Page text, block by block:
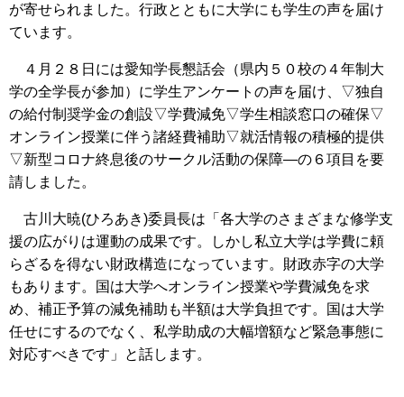
が寄せられました。行政とともに大学にも学生の声を届け
ています。
４月２８日には愛知学長懇話会（県内５０校の４年制大
学の全学長が参加）に学生アンケートの声を届け、▽独自
の給付制奨学金の創設▽学費減免▽学生相談窓口の確保▽
オンライン授業に伴う諸経費補助▽就活情報の積極的提供
▽新型コロナ終息後のサークル活動の保障―の６項目を要
請しました。
古川大暁(ひろあき)委員長は「各大学のさまざまな修学支
援の広がりは運動の成果です。しかし私立大学は学費に頼
らざるを得ない財政構造になっています。財政赤字の大学
もあります。国は大学へオンライン授業や学費減免を求
め、補正予算の減免補助も半額は大学負担です。国は大学
任せにするのでなく、私学助成の大幅増額など緊急事態に
対応すべきです」と話します。